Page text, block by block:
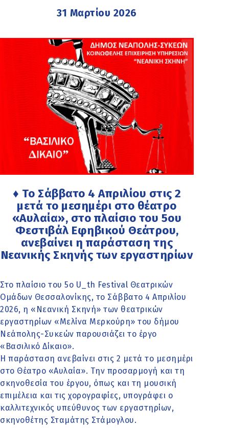
31 Μαρτίου 2026
♦ Το Σάββατο 4 Απριλίου στις 2
μετά το μεσημέρι στο θέατρο
«Αυλαία», στο πλαίσιο του 5ου
Φεστιβάλ Εφηβικού Θεάτρου,
ανεβαίνει η παράσταση της
Νεανικής Σκηνής των εργαστηρίων
Στο πλαίσιο του 5ο U_th Festival Θεατρικών
Ομάδων Θεσσαλονίκης, το Σάββατο 4 Απριλίου
2026, η «Νεανική Σκηνή» των θεατρικών
εργαστηρίων «Μελίνα Μερκούρη» του δήμου
Νεάπολης-Συκεών παρουσιάζει το έργο
«Βασιλικό Δίκαιο».
Η παράσταση ανεβαίνει στις 2 μετά το μεσημέρι
στο Θέατρο «Αυλαία». Την προσαρμογή και τη
σκηνοθεσία του έργου, όπως και τη μουσική
επιμέλεια και τις χορογραφίες, υπογράφει ο
καλλιτεχνικός υπεύθυνος των εργαστηρίων,
σκηνοθέτης Σταμάτης Στάμογλου.